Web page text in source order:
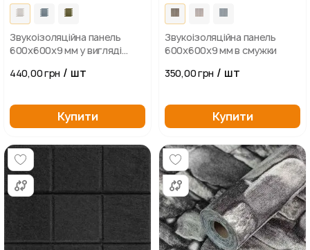
Звукоізоляційна панель
600х600х9 мм у вигляді
440,00 грн / шт
Купити
Звукоізоляційна панель
600х600х9 мм в смужки
350,00 грн / шт
Купити